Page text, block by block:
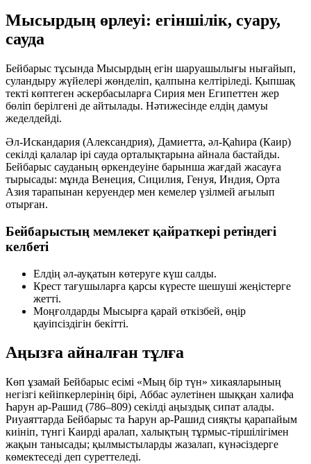
Мысырдың өрлеуі: егіншілік, суару,
сауда
Бейбарыс тұсында Мысырдың егін шаруашылығы нығайып,
суландыру жүйелері жөнделіп, қалпына келтіріледі. Қыпшақ
текті көптеген әскербасыларға Сирия мен Египеттен жер
бөліп берілгені де айтылады. Нәтижесінде елдің дамуы
жеделдейді.
Әл-Искандария (Александрия), Дамиетта, әл-Қаһира (Каир)
секілді қалалар ірі сауда орталықтарына айнала бастайды.
Бейбарыс сауданың өркендеуіне барынша жағдай жасауға
тырысады: мұнда Венеция, Сицилия, Генуя, Индия, Орта
Азия тарапынан керуендер мен кемелер үзілмей ағылып
отырған.
Бейбарыстың мемлекет қайраткері ретіндегі
келбеті
Елдің әл-ауқатын көтеруге күш салды.
Крест тағушыларға қарсы күресте шешуші жеңістерге
жетті.
Моңғолдарды Мысырға қарай өткізбей, өңір
қауіпсіздігін бекітті.
Аңызға айналған тұлға
Көп ұзамай Бейбарыс есімі «Мың бір түн» хикаяларының
негізгі кейіпкерлерінің бірі, Аббас әулетінен шыққан халифа
Һарун ар-Рашид (786–809) секілді аңыздық сипат алады.
Риуаяттарда Бейбарыс та Һарун ар-Рашид сияқты қарапайым
киініп, түнгі Каирді аралап, халықтың тұрмыс-тіршілігімен
жақын танысады; қылмыстыларды жазалап, күнәсіздерге
көмектеседі деп суреттеледі.